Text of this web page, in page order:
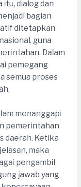
itu, dialog dan
bagian
ditetapkan
guna
Dalam
pemegang
semua proses
menanggapi
pemerintahan
daerah. Ketika
maka
pengambil
jawab yang